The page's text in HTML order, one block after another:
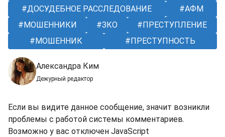
ДОСУДЕБНОЕ РАССЛЕДОВАНИЕ
АФМ
МОШЕННИКИ
ЗКО
ПРЕСТУПЛЕНИЕ
МОШЕННИК
ПРЕСТУПНОСТЬ
Александра Ким
Дежурный редактор
Если вы видите данное сообщение, значит возникли
проблемы с работой системы комментариев.
Возможно у вас отключен JavaScript